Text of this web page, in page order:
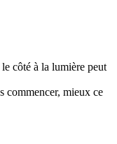
côté à la lumière peut
commencer, mieux ce